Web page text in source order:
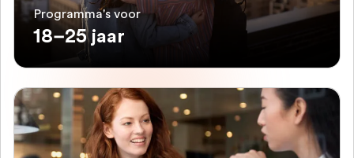
Programma's voor
18–25 jaar